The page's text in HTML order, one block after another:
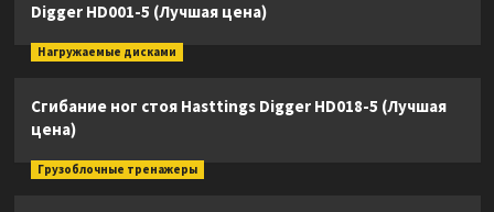
Digger HD001-5 (Лучшая цена)
Нагружаемые дисками
Сгибание ног стоя Hasttings Digger HD018-5 (Лучшая
цена)
Грузоблочные тренажеры